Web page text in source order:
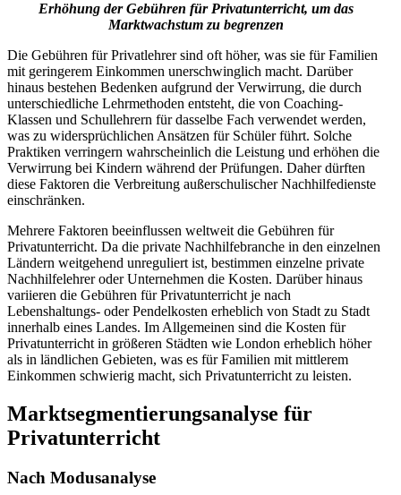
Erhöhung der Gebühren für Privatunterricht, um das
Marktwachstum zu begrenzen
Die Gebühren für Privatlehrer sind oft höher, was sie für Familien
mit geringerem Einkommen unerschwinglich macht. Darüber
hinaus bestehen Bedenken aufgrund der Verwirrung, die durch
unterschiedliche Lehrmethoden entsteht, die von Coaching-
Klassen und Schullehrern für dasselbe Fach verwendet werden,
was zu widersprüchlichen Ansätzen für Schüler führt. Solche
Praktiken verringern wahrscheinlich die Leistung und erhöhen die
Verwirrung bei Kindern während der Prüfungen. Daher dürften
diese Faktoren die Verbreitung außerschulischer Nachhilfedienste
einschränken.
Mehrere Faktoren beeinflussen weltweit die Gebühren für
Privatunterricht. Da die private Nachhilfebranche in den einzelnen
Ländern weitgehend unreguliert ist, bestimmen einzelne private
Nachhilfelehrer oder Unternehmen die Kosten. Darüber hinaus
variieren die Gebühren für Privatunterricht je nach
Lebenshaltungs- oder Pendelkosten erheblich von Stadt zu Stadt
innerhalb eines Landes. Im Allgemeinen sind die Kosten für
Privatunterricht in größeren Städten wie London erheblich höher
als in ländlichen Gebieten, was es für Familien mit mittlerem
Einkommen schwierig macht, sich Privatunterricht zu leisten.
Marktsegmentierungsanalyse für
Privatunterricht
Nach Modusanalyse